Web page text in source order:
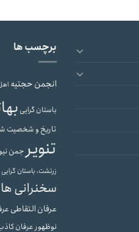
برچسب ها
انجمن حجتیه
باستان گرایی
تاریخ و شخصیت
تنویر جمن
زرتشت، باستان گرایی
سخنرانی
عرفان التقاطی
نوظهورعرفان